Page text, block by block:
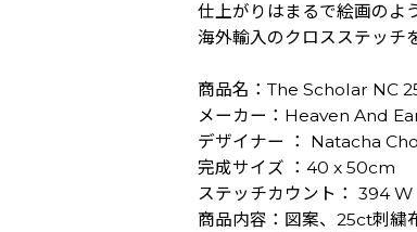
仕上がりはまるで絵画のよ
海外輸入のクロスステッチ
商品名：The Scholar NC
メーカー：Heaven And
デザイナー ： Natacha
完成サイズ ：40 x 50cm
ステッチカウント： 394
商品内容：図案、25ct刺繍